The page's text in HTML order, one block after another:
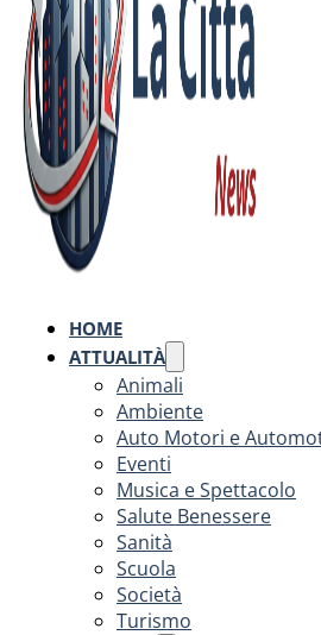
HOME
ATTUALITÀ
Animali
Ambiente
Auto Motori e
Eventi
Musica e Spettacolo
Salute Benessere
Sanità
Scuola
Società
Turismo